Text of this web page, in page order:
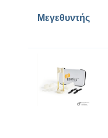
Μεγεθυντής